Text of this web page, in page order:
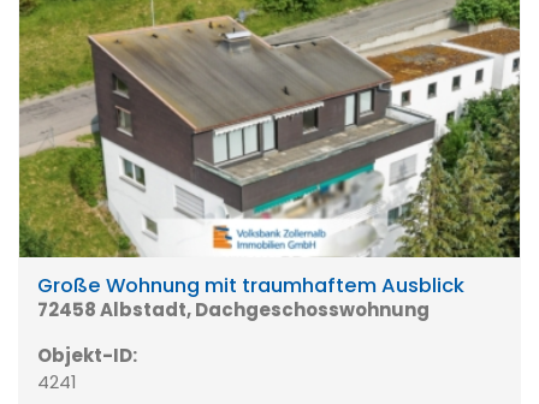
Große Wohnung mit traumhaftem Ausblick
72458 Albstadt, Dachgeschosswohnung
Objekt-ID:
4241